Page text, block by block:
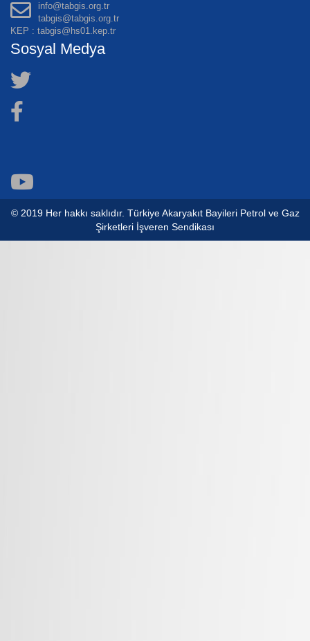
info@tabgis.org.tr
tabgis@tabgis.org.tr
KEP : tabgis@hs01.kep.tr
Sosyal Medya
© 2019 Her hakkı saklıdır. Türkiye Akaryakıt Bayileri Petrol ve Gaz
Şirketleri İşveren Sendikası